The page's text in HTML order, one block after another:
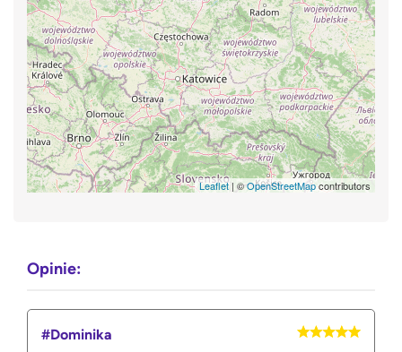
Leaflet | ©OpenStreetMapcontributors
Opinie:
#Dominika